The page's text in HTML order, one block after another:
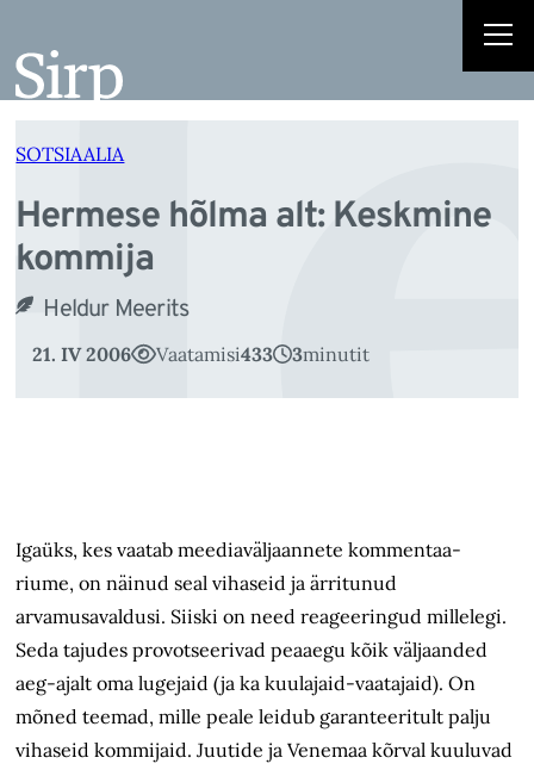
juurde
SOTSIAALIA
Hermese hõlma alt: Keskmine
kommija
Heldur Meerits
21. IV 2006 Vaatamisi433 3minutit
Igaüks, kes vaatab meediaväljaannete kommentaa-
riume, on näinud seal vihaseid ja ärritunud
arvamusavaldusi. Siiski on need reageeringud millelegi.
Seda tajudes provotseerivad peaaegu kõik väljaanded
aeg-ajalt oma lugejaid (ja ka kuulajaid-vaatajaid). On
mõned teemad, mille peale leidub garanteeritult palju
vihaseid kommijaid. Juutide ja Venemaa kõrval kuuluvad